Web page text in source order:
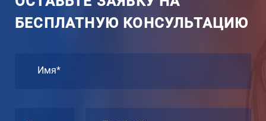
БЕСПЛАТНУЮ КОНСУЛЬТАЦИЮ
Имя*